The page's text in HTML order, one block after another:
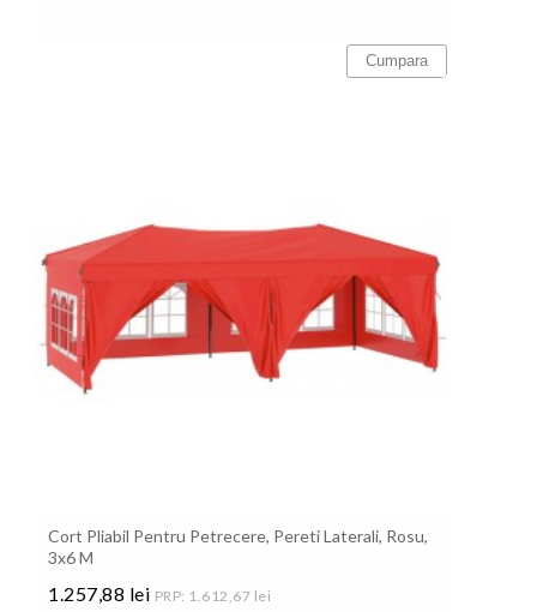
Cumpara
Cort Pliabil Pentru Petrecere, Pereti Laterali, Rosu,
3x6 M
1.257,88 lei PRP: 1.612,67 lei